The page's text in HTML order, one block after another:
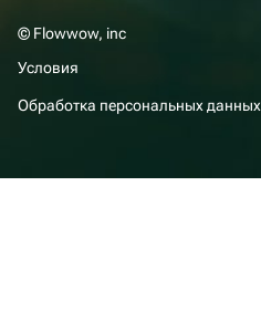
© Flowwow, inc
Условия
Обработка персональных данных